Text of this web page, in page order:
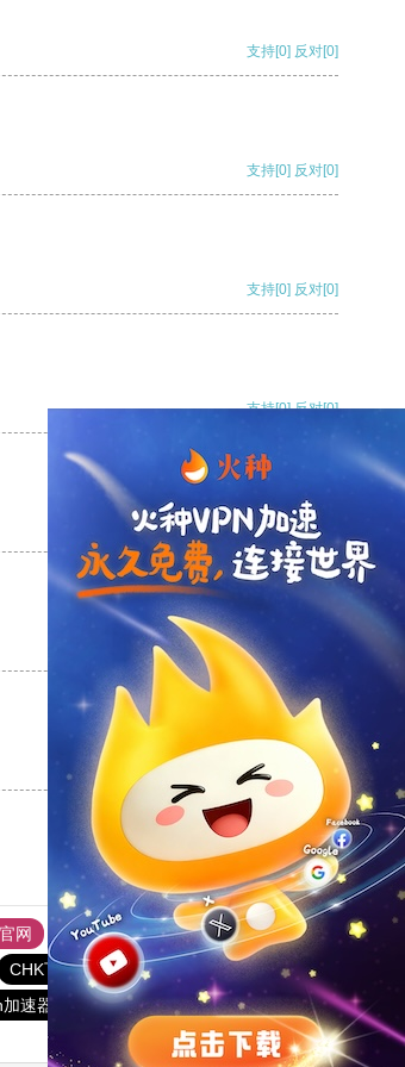
支持[0] 反对[0]
支持[0] 反对[0]
支持[0] 反对[0]
支持[0] 反对[0]
支持[0] 反对
支持
支持 反对 [0]
网 风驰加速器 旋风加速器
八戒看书
CHK下载站
雷霆vqn加速官网
速器 GOROOO下载站
银河加速器